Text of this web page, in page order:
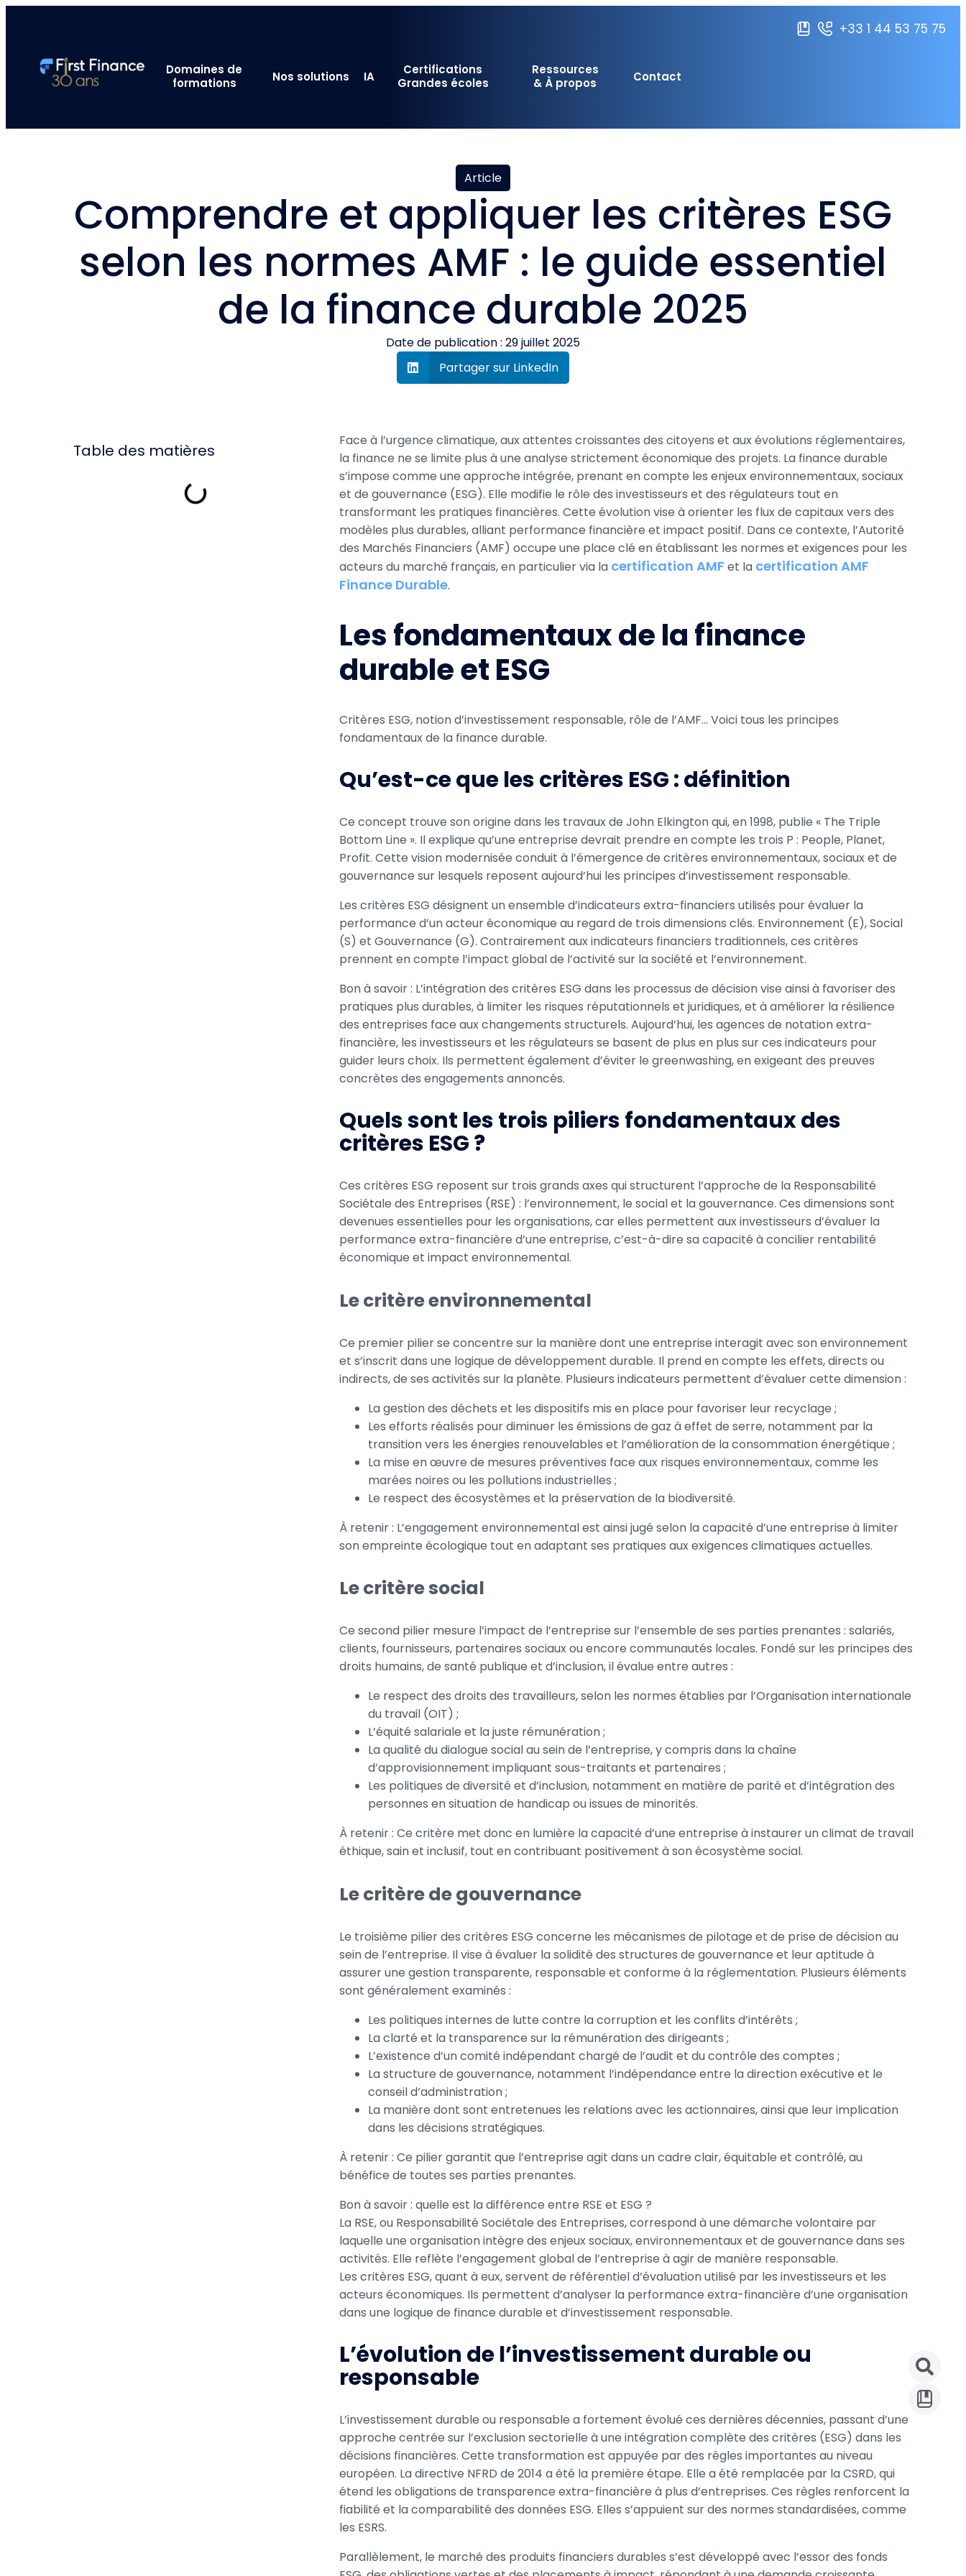
+33 1 44 53 75 75
Domaines de
formations
Nos solutions IA
Certifications
Grandes écoles
Ressources
& À propos
Contact
Article
Comprendre et appliquer les critères ESG
selon les normes AMF : le guide essentiel
de la finance durable 2025
Date de publication : 29 juillet 2025
Partager sur LinkedIn
Table des matières
Face à l’urgence climatique, aux attentes croissantes des citoyens et aux évolutions réglementaires,
la finance ne se limite plus à une analyse strictement économique des projets. La finance durable
s’impose comme une approche intégrée, prenant en compte les enjeux environnementaux, sociaux
et de gouvernance (ESG). Elle modifie le rôle des investisseurs et des régulateurs tout en
transformant les pratiques financières. Cette évolution vise à orienter les flux de capitaux vers des
modèles plus durables, alliant performance financière et impact positif. Dans ce contexte, l’Autorité
des Marchés Financiers (AMF) occupe une place clé en établissant les normes et exigences pour les
acteurs du marché français, en particulier via la certification AMF et la certification AMF
Finance Durable.
Les fondamentaux de la finance
durable et ESG
Critères ESG, notion d’investissement responsable, rôle de l’AMF… Voici tous les principes
fondamentaux de la finance durable.
Qu’est-ce que les critères ESG : définition
Ce concept trouve son origine dans les travaux de John Elkington qui, en 1998, publie « The Triple
Bottom Line ». Il explique qu’une entreprise devrait prendre en compte les trois P : People, Planet,
Profit. Cette vision modernisée conduit à l’émergence de critères environnementaux, sociaux et de
gouvernance sur lesquels reposent aujourd’hui les principes d’investissement responsable.
Les critères ESG désignent un ensemble d’indicateurs extra-financiers utilisés pour évaluer la
performance d’un acteur économique au regard de trois dimensions clés. Environnement (E), Social
(S) et Gouvernance (G). Contrairement aux indicateurs financiers traditionnels, ces critères
prennent en compte l’impact global de l’activité sur la société et l’environnement.
Bon à savoir : L’intégration des critères ESG dans les processus de décision vise ainsi à favoriser des
pratiques plus durables, à limiter les risques réputationnels et juridiques, et à améliorer la résilience
des entreprises face aux changements structurels. Aujourd’hui, les agences de notation extra-
financière, les investisseurs et les régulateurs se basent de plus en plus sur ces indicateurs pour
guider leurs choix. Ils permettent également d’éviter le greenwashing, en exigeant des preuves
concrètes des engagements annoncés.
Quels sont les trois piliers fondamentaux des
critères ESG ?
Ces critères ESG reposent sur trois grands axes qui structurent l’approche de la Responsabilité
Sociétale des Entreprises (RSE) : l’environnement, le social et la gouvernance. Ces dimensions sont
devenues essentielles pour les organisations, car elles permettent aux investisseurs d’évaluer la
performance extra-financière d’une entreprise, c’est-à-dire sa capacité à concilier rentabilité
économique et impact environnemental.
Le critère environnemental
Ce premier pilier se concentre sur la manière dont une entreprise interagit avec son environnement
et s’inscrit dans une logique de développement durable. Il prend en compte les effets, directs ou
indirects, de ses activités sur la planète. Plusieurs indicateurs permettent d’évaluer cette dimension :
La gestion des déchets et les dispositifs mis en place pour favoriser leur recyclage ;
Les efforts réalisés pour diminuer les émissions de gaz à effet de serre, notamment par la
transition vers les énergies renouvelables et l’amélioration de la consommation énergétique ;
La mise en œuvre de mesures préventives face aux risques environnementaux, comme les
marées noires ou les pollutions industrielles ;
Le respect des écosystèmes et la préservation de la biodiversité.
À retenir : L’engagement environnemental est ainsi jugé selon la capacité d’une entreprise à limiter
son empreinte écologique tout en adaptant ses pratiques aux exigences climatiques actuelles.
Le critère social
Ce second pilier mesure l’impact de l’entreprise sur l’ensemble de ses parties prenantes : salariés,
clients, fournisseurs, partenaires sociaux ou encore communautés locales. Fondé sur les principes des
droits humains, de santé publique et d’inclusion, il évalue entre autres :
Le respect des droits des travailleurs, selon les normes établies par l’Organisation internationale
du travail (OIT) ;
L’équité salariale et la juste rémunération ;
La qualité du dialogue social au sein de l’entreprise, y compris dans la chaîne
d’approvisionnement impliquant sous-traitants et partenaires ;
Les politiques de diversité et d’inclusion, notamment en matière de parité et d’intégration des
personnes en situation de handicap ou issues de minorités.
À retenir : Ce critère met donc en lumière la capacité d’une entreprise à instaurer un climat de travail
éthique, sain et inclusif, tout en contribuant positivement à son écosystème social.
Le critère de gouvernance
Le troisième pilier des critères ESG concerne les mécanismes de pilotage et de prise de décision au
sein de l’entreprise. Il vise à évaluer la solidité des structures de gouvernance et leur aptitude à
assurer une gestion transparente, responsable et conforme à la réglementation. Plusieurs éléments
sont généralement examinés :
Les politiques internes de lutte contre la corruption et les conflits d’intérêts ;
La clarté et la transparence sur la rémunération des dirigeants ;
L’existence d’un comité indépendant chargé de l’audit et du contrôle des comptes ;
La structure de gouvernance, notamment l’indépendance entre la direction exécutive et le
conseil d’administration ;
La manière dont sont entretenues les relations avec les actionnaires, ainsi que leur implication
dans les décisions stratégiques.
À retenir : Ce pilier garantit que l’entreprise agit dans un cadre clair, équitable et contrôlé, au
bénéfice de toutes ses parties prenantes.
Bon à savoir : quelle est la différence entre RSE et ESG ?
La RSE, ou Responsabilité Sociétale des Entreprises, correspond à une démarche volontaire par
laquelle une organisation intègre des enjeux sociaux, environnementaux et de gouvernance dans ses
activités. Elle reflète l’engagement global de l’entreprise à agir de manière responsable.
Les critères ESG, quant à eux, servent de référentiel d’évaluation utilisé par les investisseurs et les
acteurs économiques. Ils permettent d’analyser la performance extra-financière d’une organisation
dans une logique de finance durable et d’investissement responsable.
L’évolution de l’investissement durable ou
responsable
L’investissement durable ou responsable a fortement évolué ces dernières décennies, passant d’une
approche centrée sur l’exclusion sectorielle à une intégration complète des critères (ESG) dans les
décisions financières. Cette transformation est appuyée par des règles importantes au niveau
européen. La directive NFRD de 2014 a été la première étape. Elle a été remplacée par la CSRD, qui
étend les obligations de transparence extra-financière à plus d’entreprises. Ces règles renforcent la
fiabilité et la comparabilité des données ESG. Elles s’appuient sur des normes standardisées, comme
les ESRS.
Parallèlement, le marché des produits financiers durables s’est développé avec l’essor des fonds